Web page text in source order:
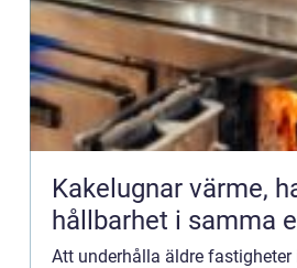
Kakelugnar värme, hantverk och
hållbarhet i samma
Att underhålla äldre